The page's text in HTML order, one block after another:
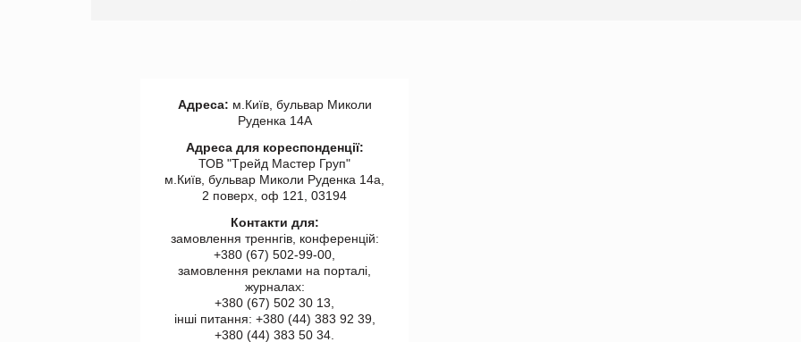
Адреса: м.Київ, бульвар Миколи
Руденка 14А
Адреса для кореспонденції:
ТОВ "Tрейд Мастер Груп"
м.Київ, бульвар Миколи Руденка 14а,
2 поверх, оф 121, 03194
Контакти для:
замовлення треннгів, конференцій:
+380 (67) 502-99-00,
замовлення реклами на порталі,
журналах:
+380 (67) 502 30 13,
інші питання: +380 (44) 383 92 39,
+380 (44) 383 50 34.